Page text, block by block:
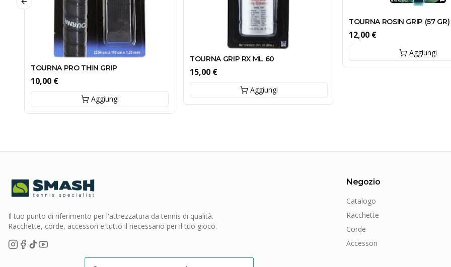
TOURNA PRO THIN GRIP
10,00 €
Aggiungi
TOURNA GRIP RX ML 60
15,00 €
Aggiungi
TOURNA ROSIN GRIP (57 GR)
12,00 €
Aggiungi
Previous slide
Il tuo punto di riferimento per l'attrezzatura da tennis di qualità.
Racchette, corde, accessori e tutto il necessario per il tuo gioco.
Negozio
Catalogo
Racchette
Corde
Accessori